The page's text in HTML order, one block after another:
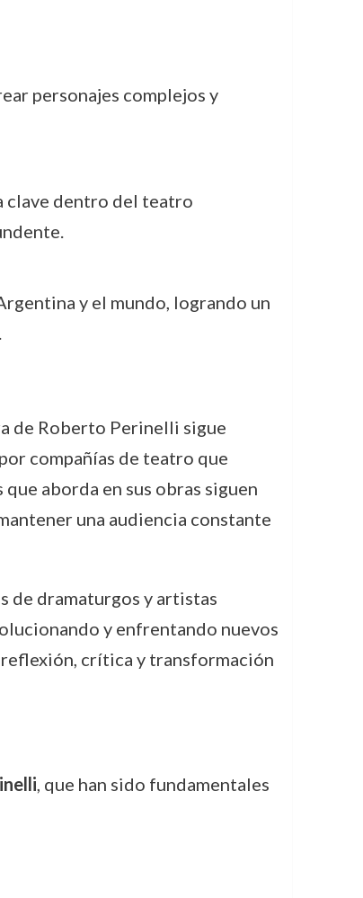
personajes complejos y
clave dentro del teatro
y el mundo, logrando un
de Roberto Perinelli sigue
compañías de teatro que
aborda en sus obras siguen
una audiencia constante
de dramaturgos y artistas
y enfrentando nuevos
crítica y transformación
, que han sido fundamentales